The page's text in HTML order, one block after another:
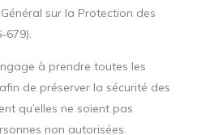
sur la Protection des
679).
à prendre toutes les
de préserver la sécurité des
qu’elles ne soient pas
non autorisées.